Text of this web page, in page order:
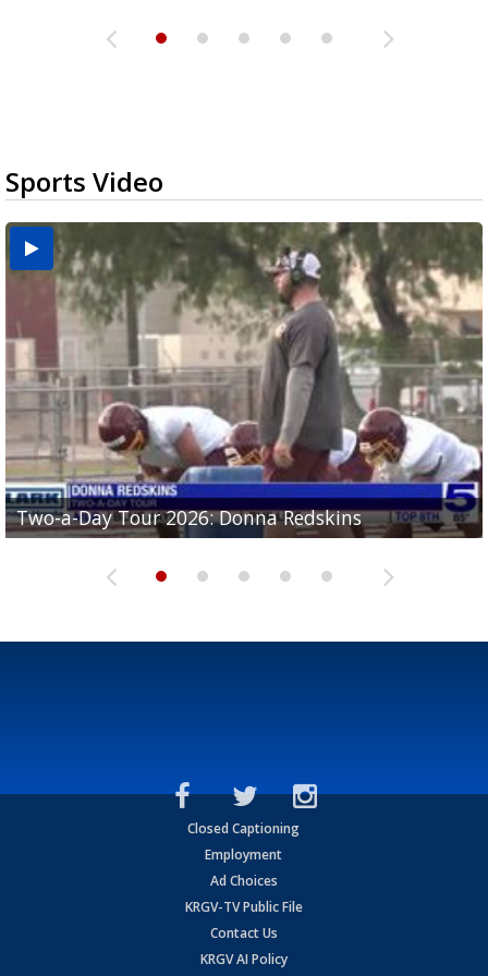
Sports Video
Two-a-Day Tour 2026: Donna Redskins
Two-a-Day Tour 2026: Brownsville Pace Vikings
Two-a-Day Tour 2026: La Joya Coyotes
Two-a-Day Tour 2026: Rio Hondo Bobcats
Two-a-Day Tour 2026: Brownsville St. Joseph
Bloodhounds
Closed Captioning
Employment
Ad Choices
KRGV-TV Public File
Contact Us
KRGV AI Policy